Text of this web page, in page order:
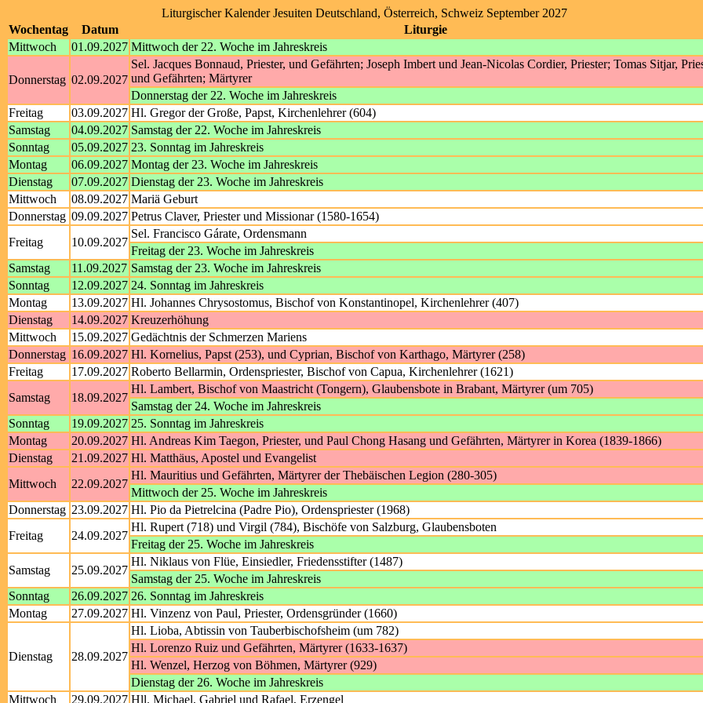
Liturgischer Kalender Jesuiten Deutschland, Österreich, Schweiz September 2027
Wochentag
Datum
Liturgie
Mittwoch
01.09.2027 Mittwoch der 22. Woche im Jahreskreis
Donnerstag 02.09.2027
Sel. Jacques Bonnaud, Priester, und Gefährten; Joseph Imbert und Jean-Nicolas Cordier, Priester; Tomas Sitjar,
und Gefährten; Märtyrer
Donnerstag der 22. Woche im Jahreskreis
Freitag
03.09.2027 Hl. Gregor der Große, Papst, Kirchenlehrer (604)
Samstag
04.09.2027 Samstag der 22. Woche im Jahreskreis
Sonntag
05.09.2027 23. Sonntag im Jahreskreis
Montag
06.09.2027 Montag der 23. Woche im Jahreskreis
Dienstag
07.09.2027 Dienstag der 23. Woche im Jahreskreis
Mittwoch
08.09.2027 Mariä Geburt
Donnerstag 09.09.2027 Petrus Claver, Priester und Missionar (1580-1654)
Freitag
10.09.2027
Sel. Francisco Gárate, Ordensmann
Freitag der 23. Woche im Jahreskreis
Samstag
11.09.2027 Samstag der 23. Woche im Jahreskreis
Sonntag
12.09.2027 24. Sonntag im Jahreskreis
Montag
13.09.2027 Hl. Johannes Chrysostomus, Bischof von Konstantinopel, Kirchenlehrer (407)
Dienstag
14.09.2027 Kreuzerhöhung
Mittwoch
15.09.2027 Gedächtnis der Schmerzen Mariens
Donnerstag 16.09.2027 Hl. Kornelius, Papst (253), und Cyprian, Bischof von Karthago, Märtyrer (258)
Freitag
17.09.2027 Roberto Bellarmin, Ordenspriester, Bischof von Capua, Kirchenlehrer (1621)
Samstag
18.09.2027
Hl. Lambert, Bischof von Maastricht (Tongern), Glaubensbote in Brabant, Märtyrer (um 705)
Samstag der 24. Woche im Jahreskreis
Sonntag
19.09.2027 25. Sonntag im Jahreskreis
Montag
20.09.2027 Hl. Andreas Kim Taegon, Priester, und Paul Chong Hasang und Gefährten, Märtyrer in Korea (1839-1866)
Dienstag
21.09.2027 Hl. Matthäus, Apostel und Evangelist
Mittwoch
22.09.2027
Hl. Mauritius und Gefährten, Märtyrer der Thebäischen Legion (280-305)
Mittwoch der 25. Woche im Jahreskreis
Donnerstag 23.09.2027 Hl. Pio da Pietrelcina (Padre Pio), Ordenspriester (1968)
Freitag
24.09.2027
Hl. Rupert (718) und Virgil (784), Bischöfe von Salzburg, Glaubensboten
Freitag der 25. Woche im Jahreskreis
Samstag
25.09.2027
Hl. Niklaus von Flüe, Einsiedler, Friedensstifter (1487)
Samstag der 25. Woche im Jahreskreis
Sonntag
26.09.2027 26. Sonntag im Jahreskreis
Montag
27.09.2027 Hl. Vinzenz von Paul, Priester, Ordensgründer (1660)
Dienstag 28.09.2027
Hl. Lioba, Abtissin von Tauberbischofsheim (um 782)
Hl. Lorenzo Ruiz und Gefährten, Märtyrer (1633-1637)
Hl. Wenzel, Herzog von Böhmen, Märtyrer (929)
Dienstag der 26. Woche im Jahreskreis
Mittwoch
29.09.2027 Hll. Michael, Gabriel und Rafael, Erzengel